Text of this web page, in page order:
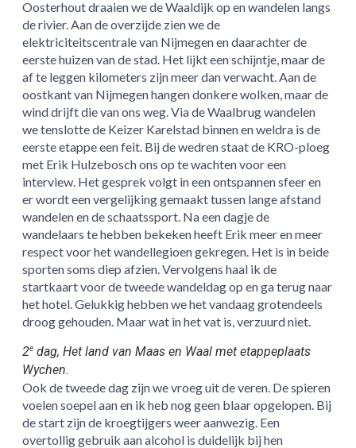
Oosterhout draaien we de Waaldijk op en wandelen langs
de rivier. Aan de overzijde zien we de
elektriciteitscentrale van Nijmegen en daarachter de
eerste huizen van de stad. Het lijkt een schijntje, maar de
af te leggen kilometers zijn meer dan verwacht. Aan de
oostkant van Nijmegen hangen donkere wolken, maar de
wind drijft die van ons weg. Via de Waalbrug wandelen
we tenslotte de Keizer Karelstad binnen en weldra is de
eerste etappe een feit. Bij de wedren staat de KRO-ploeg
met Erik Hulzebosch ons op te wachten voor een
interview. Het gesprek volgt in een ontspannen sfeer en
er wordt een vergelijking gemaakt tussen lange afstand
wandelen en de schaatssport. Na een dagje de
wandelaars te hebben bekeken heeft Erik meer en meer
respect voor het wandellegioen gekregen. Het is in beide
sporten soms diep afzien. Vervolgens haal ik de
startkaart voor de tweede wandeldag op en ga terug naar
het hotel. Gelukkig hebben we het vandaag grotendeels
droog gehouden. Maar wat in het vat is, verzuurd niet.
2e dag, Het land van Maas en Waal met etappeplaats
Wychen.
Ook de tweede dag zijn we vroeg uit de veren. De spieren
voelen soepel aan en ik heb nog geen blaar opgelopen. Bij
de start zijn de kroegtijgers weer aanwezig. Een
overtollig gebruik aan alcohol is duidelijk bij hen